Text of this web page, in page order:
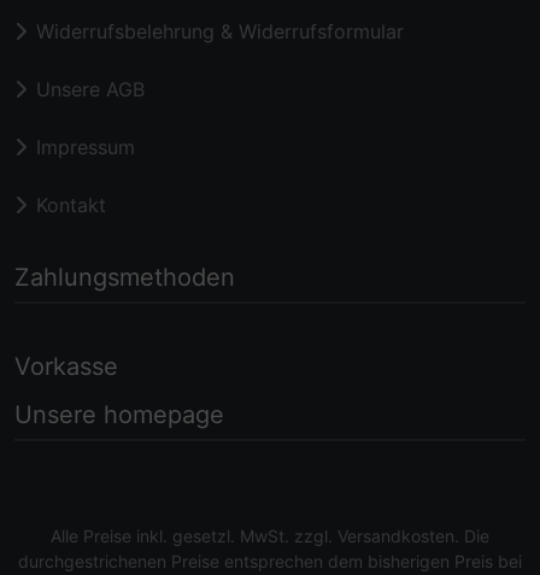
Widerrufsbelehrung & Widerrufsformular
Unsere AGB
Impressum
Kontakt
Zahlungsmethoden
Vorkasse
Unsere homepage
Alle Preise inkl. gesetzl. MwSt. zzgl. Versandkosten . Die
durchgestrichenen Preise entsprechen dem bisherigen Preis bei